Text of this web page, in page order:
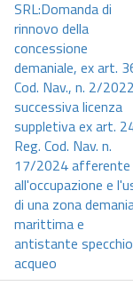
SRL:Domanda di
rinnovo della
concessione
demaniale, ex art.
Cod. Nav., n. 2/
successiva licenza
suppletiva ex art.
Reg. Cod. Nav. n.
17/2024 afferente
all'occupazione e
di una zona
marittima e
antistante specchio
acqueo